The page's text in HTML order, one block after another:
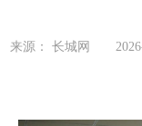
来源： 长城网